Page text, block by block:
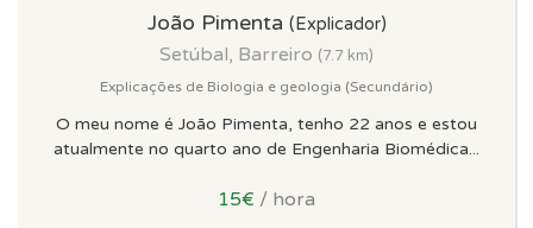
João Pimenta (Explicador)
Setúbal, Barreiro (7.7 km)
Explicações de Biologia e geologia (Secundário)
O meu nome é João Pimenta, tenho 22 anos e estou
atualmente no quarto ano de Engenharia Biomédica...
15€ / hora